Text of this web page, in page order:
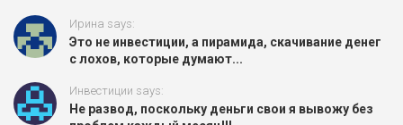
Ирина says:
Это не инвестиции, а пирамида, скачивание денег
с лохов, которые думают...
Инвестиции says:
Не развод, поскольку деньги свои я вывожу без